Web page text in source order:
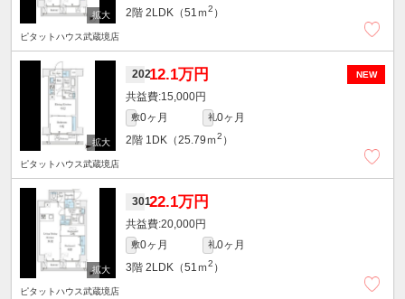
2階 2LDK（51ｍ2 ）
ピタットハウス武蔵境店
NEW
20212.1万円
15,000円
敷0ヶ月 礼0ヶ月
2階 1DK（25.79ｍ2 ）
ピタットハウス武蔵境店
30122.1万円
20,000円
敷0ヶ月 礼0ヶ月
3階 2LDK（51ｍ2 ）
ピタットハウス武蔵境店